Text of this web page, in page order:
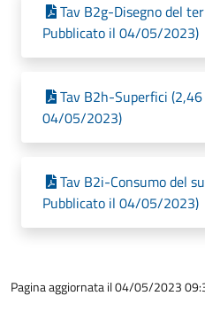
Tav B2g-Disegno del
Pubblicato il 04/05/2023)
Tav B2h-Superfici
04/05/2023)
Tav B2i-Consumo del
Pubblicato il 04/05/2023)
Pagina aggiornata il 04/05/2023